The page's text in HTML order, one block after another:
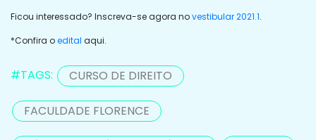
Ficou interessado? Inscreva-se agora novestibular 2021.1.
*Confira oedital aqui.
#TAGS: CURSO DE DIREITO
FACULDADE FLORENCE